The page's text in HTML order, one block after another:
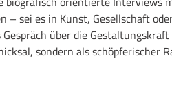
sei es in Kunst, Gesellschaft
über die
sondern als schöpferischer